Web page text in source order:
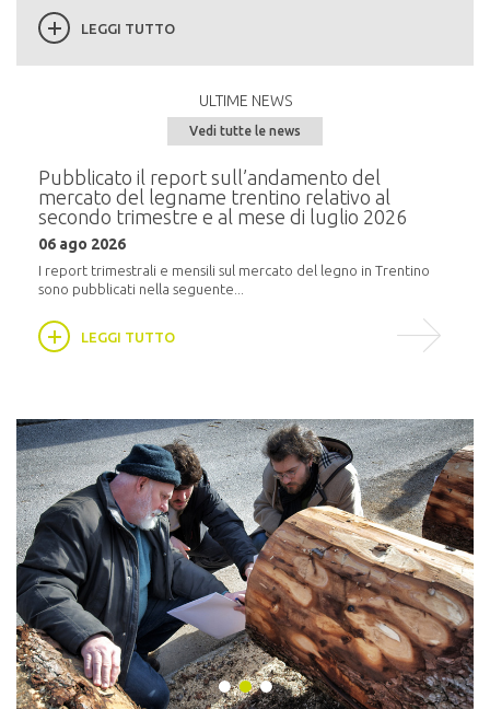
LEGGI TUTTO
ULTIME NEWS
Vedi tutte le news
Pubblicato il report sull’andamento del
mercato del legname trentino relativo al
secondo trimestre e al mese di luglio 2026
06 ago 2026
I report trimestrali e mensili sul mercato del legno in Trentino
sono pubblicati nella seguente...
LEGGI TUTTO